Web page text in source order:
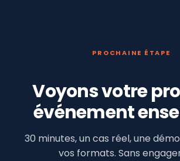
PROCHAINE ÉTAPE
Voyons votre
événement
30 minutes, un cas réel, une
vos formats. Sans